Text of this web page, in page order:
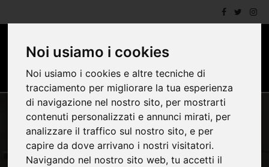
Noi usiamo i cookies
Noi usiamo i cookies e altre tecniche di
tracciamento per migliorare la tua esperienza
di navigazione nel nostro sito, per mostrarti
contenuti personalizzati e annunci mirati, per
analizzare il traffico sul nostro sito, e per
capire da dove arrivano i nostri visitatori.
Navigando nel nostro sito web, tu accetti il
CONTEMPORANEO